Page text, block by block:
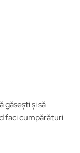
găsești și să
faci cumpărături